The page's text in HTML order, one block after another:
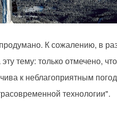
К сожалению, в
тему: только отмечено, что
к неблагоприятным
технологии".